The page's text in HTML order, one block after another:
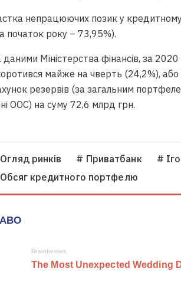
непрацюючих позик у
початок року – 73,95%).
даними Міністерства фінансів, за
майже на чверть (24,2%),
резервів (за загальним
ООС) на суму 72,6 млрд грн.
ринків # Приватбанк
#
кредитного портфелю